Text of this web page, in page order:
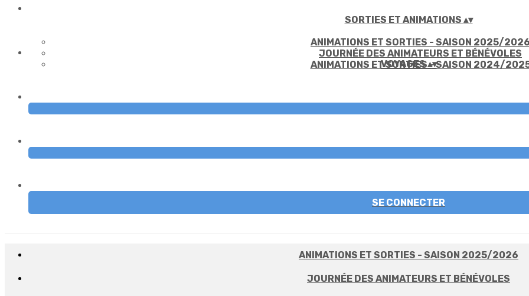
SORTIES ET ANIMATIONS ▴▾
ANIMATIONS ET SORTIES - SAISON 2025/
JOURNÉE DES ANIMATEURS ET BÉNÉVOLES
ANIMATIONS ET SORTIES - SAISON 2024/
VOYAGES▴▾
SE CONNECTER
ANIMATIONS ET SORTIES - SAISON 2025/2026
JOURNÉE DES ANIMATEURS ET BÉNÉVOLES